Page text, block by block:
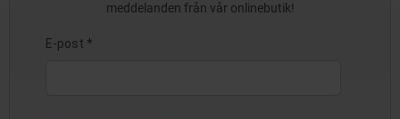
meddelanden från vår onlinebutik!